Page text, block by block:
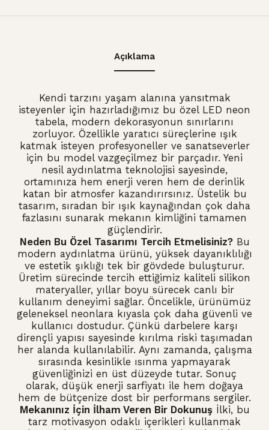
Açıklama
Kendi tarzını yaşam alanına yansıtmak
isteyenler için hazırladığımız bu özel LED neon
tabela, modern dekorasyonun sınırlarını
zorluyor. Özellikle yaratıcı süreçlerine ışık
katmak isteyen profesyoneller ve sanatseverler
için bu model vazgeçilmez bir parçadır. Yeni
nesil aydınlatma teknolojisi sayesinde,
ortamınıza hem enerji veren hem de derinlik
katan bir atmosfer kazandırırsınız. Üstelik bu
tasarım, sıradan bir ışık kaynağından çok daha
fazlasını sunarak mekanın kimliğini tamamen
güçlendirir.
Neden Bu Özel Tasarımı Tercih Etmelisiniz?Bu
modern aydınlatma ürünü,yüksek dayanıklılığı
ve estetik şıklığı tek bir gövdede buluşturur.
Üretim sürecinde tercih ettiğimiz kaliteli silikon
materyaller,yıllar boyu sürecek canlı bir
kullanım deneyimi sağlar. Öncelikle,ürünümüz
geleneksel neonlara kıyasla çok daha güvenli ve
kullanıcı dostudur. Çünkü darbelere karşı
dirençli yapısı sayesinde kırılma riski taşımadan
her alanda kullanılabilir. Aynı zamanda,çalışma
sırasında kesinlikle ısınma yapmayarak
güvenliğinizi en üst düzeyde tutar. Sonuç
olarak, düşük enerji sarfiyatı ile hem doğaya
hem de bütçenize dost bir performans sergiler.
Mekanınız İçin İlham Veren Bir Dokunuşİlki,bu
tarz motivasyon odaklı içerikleri kullanmak